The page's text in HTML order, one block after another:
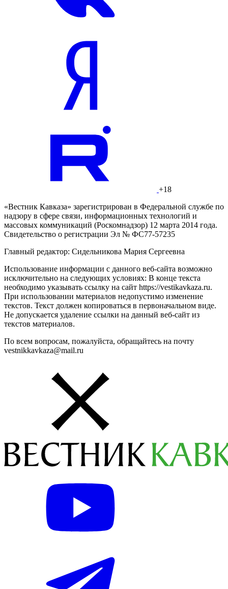
+18
«Вестник Кавказа» зарегистрирован в Федеральной службе по
надзору в сфере связи, информационных технологий и
массовых коммуникаций (Роскомнадзор) 12 марта 2014 года.
Свидетельство о регистрации Эл № ФС77-57235
Главный редактор: Сидельникова Мария Сергеевна
Использование информации с данного веб-сайта возможно
исключительно на следующих условиях: В конце текста
необходимо указывать ссылку на сайт https://vestikavkaza.ru.
При использовании материалов недопустимо изменение
текстов. Текст должен копироваться в первоначальном виде.
Не допускается удаление ссылки на данный веб-сайт из
текстов материалов.
По всем вопросам, пожалуйста, обращайтесь на почту
vestnikkavkaza@mail.ru